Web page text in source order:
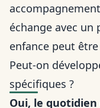
échange avec
enfance peut
Peut-on
spécifiques ?
Oui, le